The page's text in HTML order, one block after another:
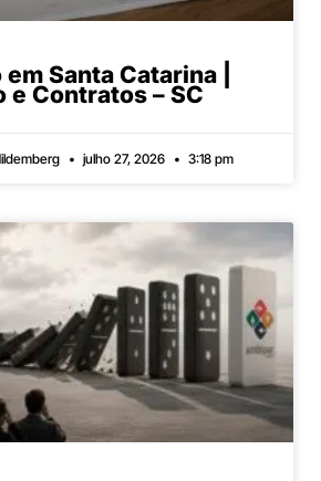
Santa Catarina |
e Contratos – SC
julho 27, 2026 3:18 pm